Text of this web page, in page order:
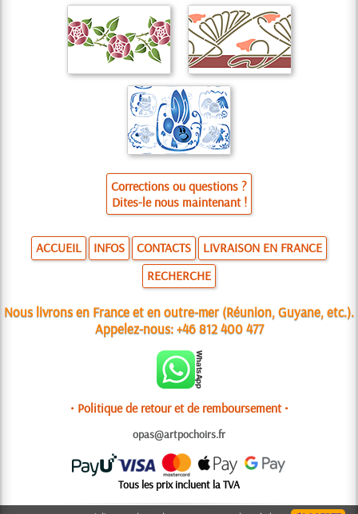
Corrections ou questions ?
Dites-le nous maintenant !
ACCUEIL INFOS CONTACTS
LIVRAISON EN FRANCE
RECHERCHE
Nous livrons en France et en outre-mer (Réunion, Guyane, etc.).
Appelez-nous:+46 812 400 477
• Politique de retour et de remboursement •
opas@artpochoirs.fr
Tous les prix incluent la TVA